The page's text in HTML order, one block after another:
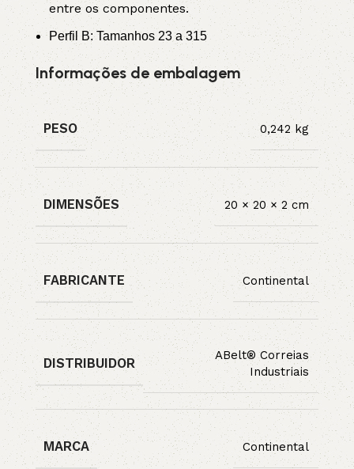
entre os componentes.
Perfil B: Tamanhos 23 a 315
Informações de embalagem
PESO 0,242 kg
DIMENSÕES 20 × 20 × 2 cm
FABRICANTE Continental
DISTRIBUIDOR
ABelt® Correias
Industriais
MARCA Continental